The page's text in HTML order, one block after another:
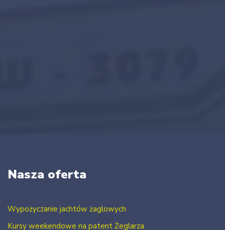
Nasza oferta
Wypożyczanie jachtów żaglowych
Kursy weekendowe na patent Żeglarza